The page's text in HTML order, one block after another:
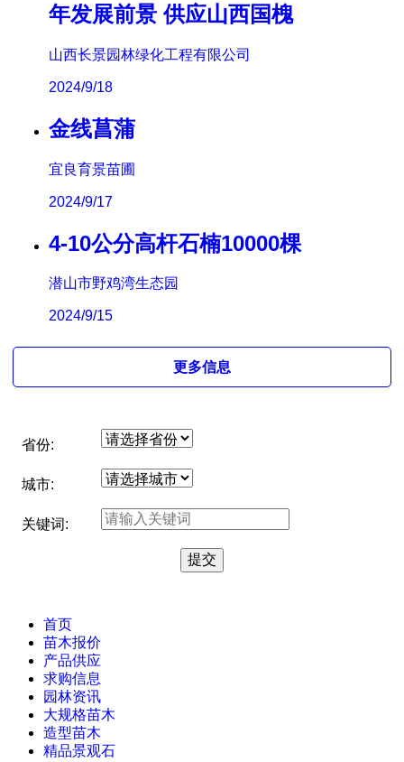
年发展前景 供应山西国槐
山西长景园林绿化工程有限公司
2024/9/18
金线菖蒲
宜良育景苗圃
2024/9/17
4-10公分高杆石楠10000棵
潜山市野鸡湾生态园
2024/9/15
更多信息
省份:
城市:
关键词:
首页
苗木报价
产品供应
求购信息
园林资讯
大规格苗木
造型苗木
精品景观石